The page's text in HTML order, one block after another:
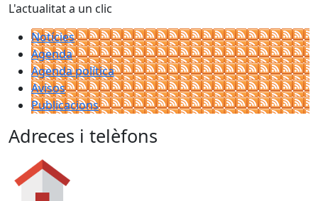
L'actualitat a un clic
Notícies
Agenda
Agenda política
Avisos
Publicacions
Adreces i telèfons